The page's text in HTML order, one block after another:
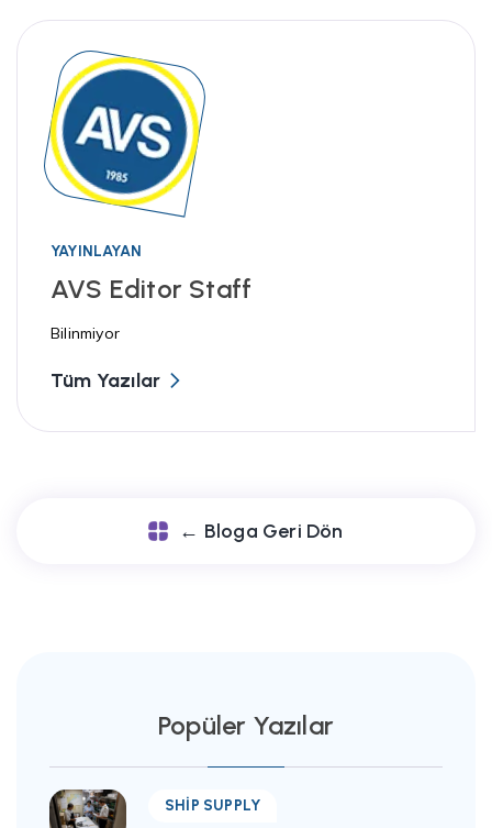
YAYINLAYAN
AVS Editor Staff
Bilinmiyor
Tüm Yazılar
← Bloga Geri Dön
Popüler Yazılar
SHIP SUPPLY